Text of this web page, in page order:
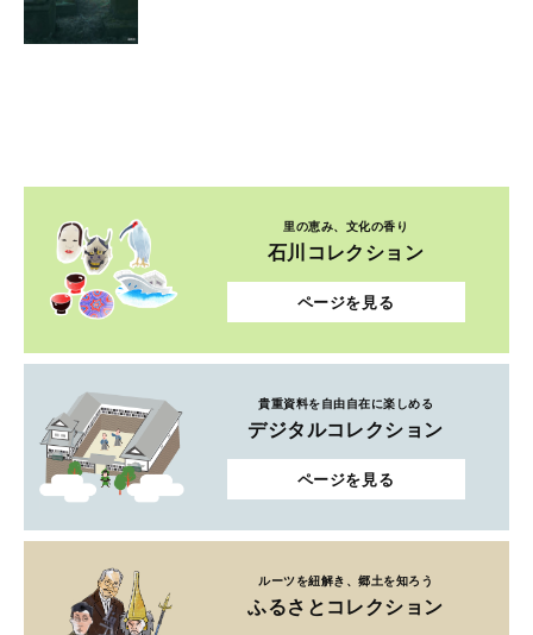
里の恵み、文化の香り
石川コレクション
ページを見る
貴重資料を自由自在に楽しめる
デジタルコレクション
ページを見る
ルーツを紐解き、郷土を知ろう
ふるさとコレクション